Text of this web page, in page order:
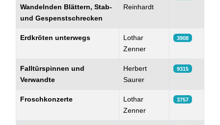
Wandelnden Blättern, Stab-
und Gespenstschrecken
Reinhardt
Erdkröten unterwegs
Lothar
Zenner
3908
Falltürspinnen und
Verwandte
Herbert
Saurer
9315
Froschkonzerte
Lothar
Zenner
3757